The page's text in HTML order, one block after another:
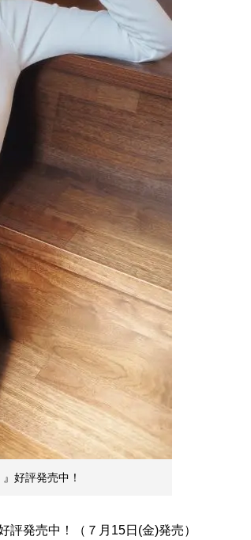
好評発売中！
評発売中！（７月15日(金)発売）